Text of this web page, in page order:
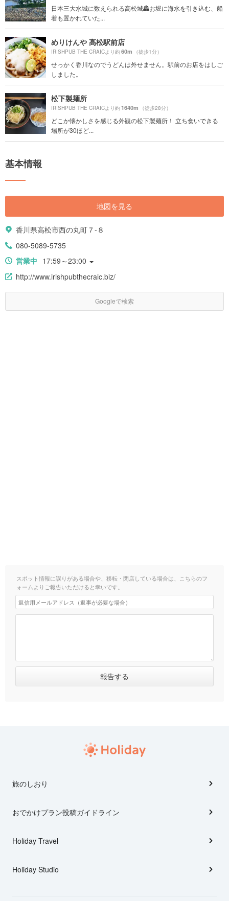
日本三大水城に数えられる高松城🏯お堀に海水を引き込む、船
着も置かれていた...
めりけんや 高松駅前店
IRISHPUB THE CRAICより約60m （徒歩1分）
せっかく香川なのでうどんは外せません。駅前のお店をはしご
しました。
松下製麺所
IRISHPUB THE CRAICより約1640m （徒歩28分）
どこか懐かしさを感じる外観の松下製麺所！ 立ち食いできる
場所が30ほど...
基本情報
地図を見る
香川県高松市西の丸町７-８
080-5089-5735
営業中 17:59～23:00
http://www.irishpubthecraic.biz/
Googleで検索
スポット情報に誤りがある場合や、移転・閉店している場合は、こちらのフ
ォームよりご報告いただけると幸いです。
旅のしおり
おでかけプラン投稿ガイドライン
Holiday Travel
Holiday Studio